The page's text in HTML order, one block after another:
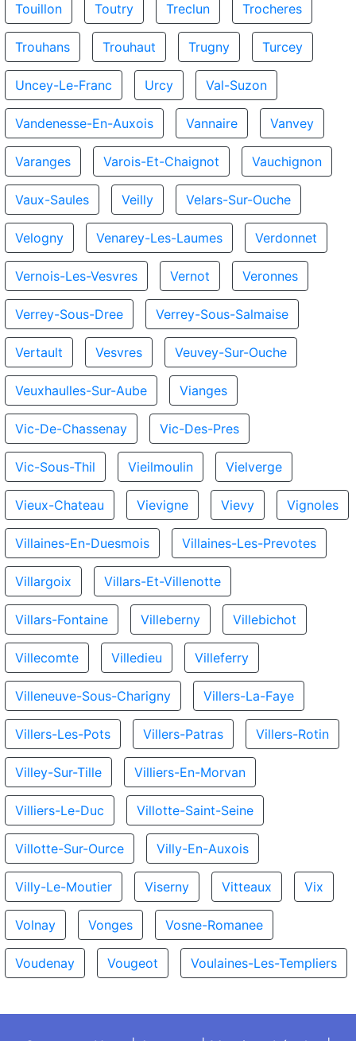
Touillon Toutry Treclun Trocheres
Trouhans Trouhaut Trugny Turcey
Uncey-Le-Franc Urcy Val-Suzon
Vandenesse-En-Auxois Vannaire Vanvey
Varanges Varois-Et-Chaignot Vauchignon
Vaux-Saules Veilly Velars-Sur-Ouche
Velogny Venarey-Les-Laumes Verdonnet
Vernois-Les-Vesvres Vernot Veronnes
Verrey-Sous-Dree Verrey-Sous-Salmaise
Vertault Vesvres Veuvey-Sur-Ouche
Veuxhaulles-Sur-Aube Vianges
Vic-De-Chassenay Vic-Des-Pres
Vic-Sous-Thil Vieilmoulin Vielverge
Vieux-Chateau Vievigne Vievy Vignoles
Villaines-En-Duesmois Villaines-Les-Prevotes
Villargoix Villars-Et-Villenotte
Villars-Fontaine Villeberny Villebichot
Villecomte Villedieu Villeferry
Villeneuve-Sous-Charigny Villers-La-Faye
Villers-Les-Pots Villers-Patras Villers-Rotin
Villey-Sur-Tille Villiers-En-Morvan
Villiers-Le-Duc Villotte-Saint-Seine
Villotte-Sur-Ource Villy-En-Auxois
Villy-Le-Moutier Viserny Vitteaux Vix
Volnay Vonges Vosne-Romanee
Voudenay Vougeot Voulaines-Les-Templiers